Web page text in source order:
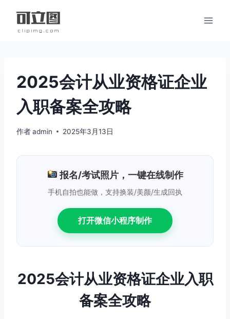
2025会计从业资格证企业
入职备案全攻略
作者admin 2025年3月13日
报名/考试照片，一键在线制作
手机自拍也能做，支持换装/美颜/生成回执
打开微信小程序制作
2025会计从业资格证企业入职
备案全攻略